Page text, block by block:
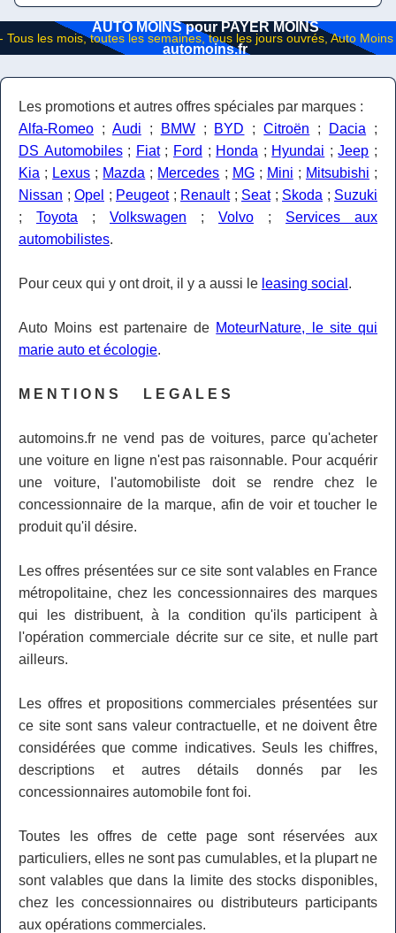
AUTO MOINS pour PAYER MOINS
automoins.fr
Les promotions et autres offres spéciales par marques :
Alfa-Romeo ; Audi ; BMW; BYD ;Citroën ; Dacia ;
DS Automobiles; Fiat; Ford ; Honda ; Hyundai ;Jeep ;
Kia ; Lexus ; Mazda ; Mercedes ; MG; Mini ; Mitsubishi ;
Nissan ; Opel ; Peugeot; Renault; Seat; Skoda ; Suzuki
; Toyota ; Volkswagen ; Volvo ; Services aux
automobilistes.
Pour ceux qui y ont droit, il y a aussi le leasing social .
Auto Moins est partenaire de MoteurNature, le site qui
marie auto et écologie.
M E N T I O N S L E G A L E S
automoins.fr ne vend pas de voitures, parce qu'acheter
une voiture en ligne n'est pas raisonnable. Pour acquérir
une voiture, l'automobiliste doit se rendre chez le
concessionnaire de la marque, afin de voir et toucher le
produit qu'il désire.
Les offres présentées sur ce site sont valables en France
métropolitaine, chez les concessionnaires des marques
qui les distribuent, à la condition qu'ils participent à
l'opération commerciale décrite sur ce site, et nulle part
ailleurs.
Les offres et propositions commerciales présentées sur
ce site sont sans valeur contractuelle, et ne doivent être
considérées que comme indicatives. Seuls les chiffres,
descriptions et autres détails donnés par les
concessionnaires automobile font foi.
Toutes les offres de cette page sont réservées aux
particuliers, elles ne sont pas cumulables, et la plupart ne
sont valables que dans la limite des stocks disponibles,
chez les concessionnaires ou distributeurs participants
aux opérations commerciales.